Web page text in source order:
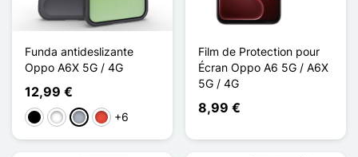
Funda antideslizante
Oppo A6X 5G / 4G
12,99 €
NegroBlanco
Gris Rojo+6
Film de Protection pour
Écran Oppo A6 5G / A6X
5G / 4G
8,99 €